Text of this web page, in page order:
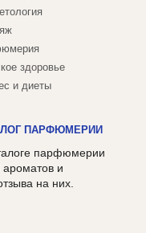
здоровье
и диеты
ПАРФЮМЕРИИ
парфюмерии
ароматов и
на них.